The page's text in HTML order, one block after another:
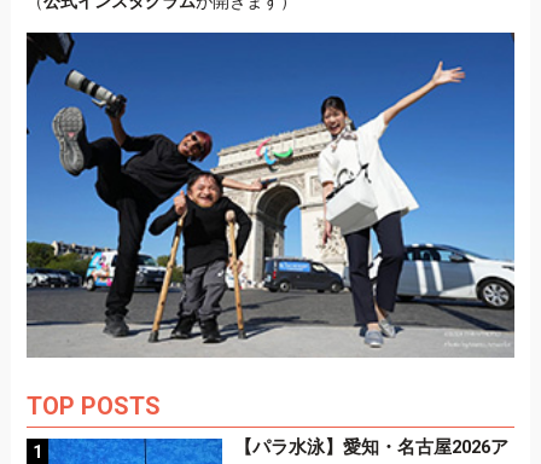
TOP POSTS
【パラ水泳】愛知・名古屋2026ア